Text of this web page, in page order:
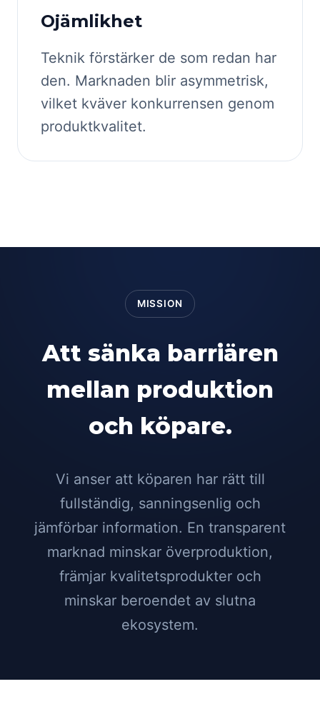
Ojämlikhet
Teknik förstärker de som redan har
den. Marknaden blir asymmetrisk,
vilket kväver konkurrensen genom
produktkvalitet.
MISSION
Att sänka barriären
mellan produktion
och köpare.
Vi anser att köparen har rätt till
fullständig, sanningsenlig och
jämförbar information. En transparent
marknad minskar överproduktion,
främjar kvalitetsprodukter och
minskar beroendet av slutna
ekosystem.